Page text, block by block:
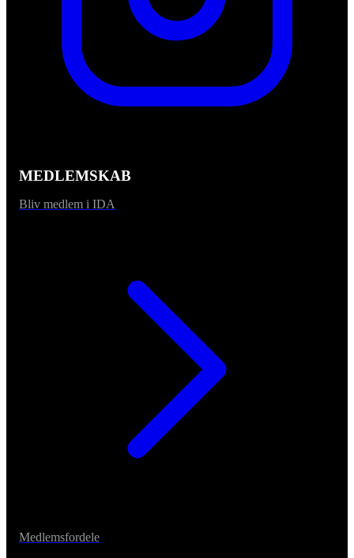
MEDLEMSKAB
Bliv medlem i IDA
Medlemsfordele